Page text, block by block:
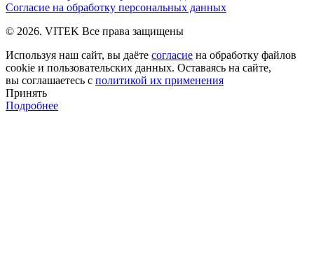
Согласие на обработку персональных данных
© 2026. VITEK Все права защищены
Используя наш сайт, вы даёте согласие на обработку файлов
cookie и пользовательских данных. Оставаясь на сайте,
вы соглашаетесь с политикой их применения
Принять
Подробнее